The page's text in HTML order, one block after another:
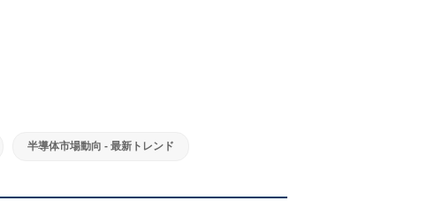
半導体市場動向 - 最新トレンド